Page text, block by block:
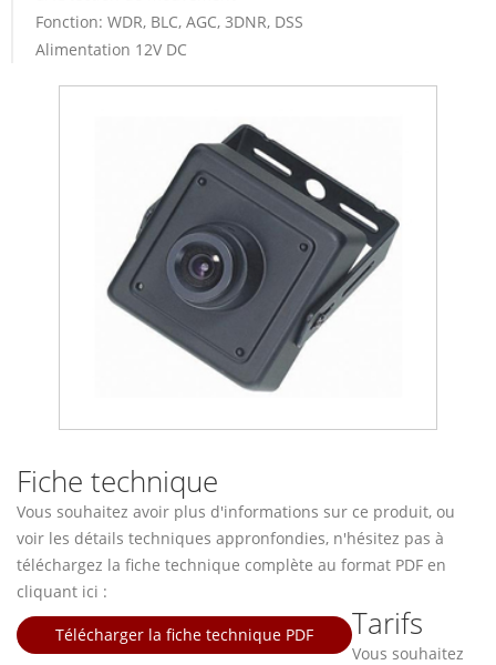
Fonction: WDR, BLC, AGC, 3DNR, DSS
Alimentation 12V DC
Fiche technique
Vous souhaitez avoir plus d'informations sur ce produit, ou
voir les détails techniques appronfondies, n'hésitez pas à
téléchargez la fiche technique complète au format PDF en
cliquant ici :
Télécharger la fiche technique PDF Tarifs
Vous souhaitez